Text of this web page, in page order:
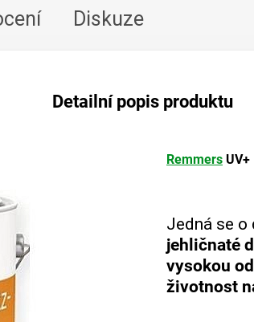
Diskuze
Detailní popis produktu
Remmers UV+
Jedná se o
jehličnaté
vysokou
životnost